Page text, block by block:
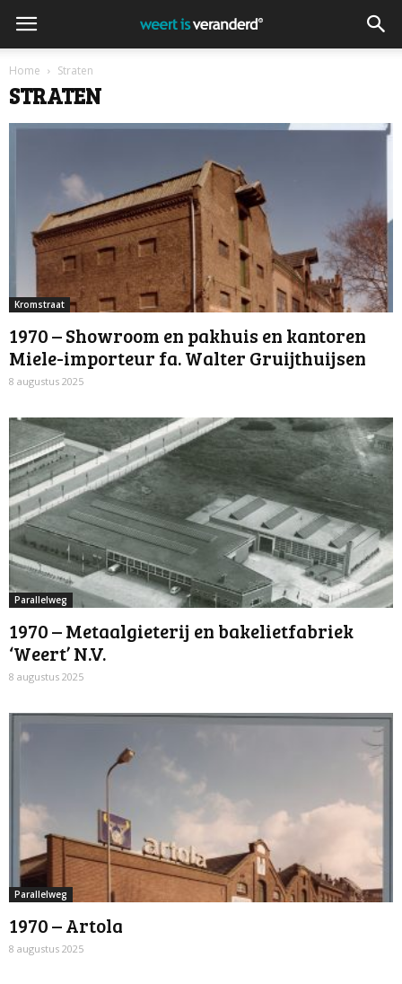
Home Straten
STRATEN
Kromstraat
1970 – Showroom en pakhuis en kantoren
Miele-importeur fa. Walter Gruijthuijsen
8 augustus 2025
Parallelweg
1970 – Metaalgieterij en bakelietfabriek
‘Weert’ N.V.
8 augustus 2025
Parallelweg
1970 – Artola
8 augustus 2025